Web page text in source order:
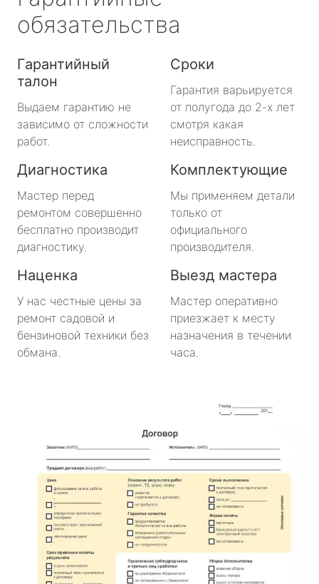
обязательства
Гарантийный
талон
Выдаем гарантию не
зависимо от сложности
работ.
Сроки
Гарантия варьируется
от полугода до 2-х лет
смотря какая
неисправность.
Диагностика
Мастер перед
ремонтом совершенно
бесплатно производит
диагностику.
Комплектующие
Мы применяем детали
только от
официального
производителя.
Наценка
У нас честные цены за
ремонт садовой и
бензиновой техники без
обмана.
Выезд мастера
Мастер оперативно
приезжает к месту
назначения в течении
часа.